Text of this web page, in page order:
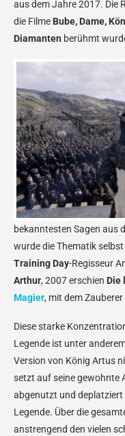
aus dem Jahre 2017. Die
die Filme Bube, Dame,
Diamanten berühmt
bekanntesten Sagen aus
wurde die Thematik
Training Day-Regisseur
Arthur, 2007 erschien Die
Magier, mit dem
Diese starke
Legende ist unter
Version von König Artus
setzt auf seine gewohnte
abgenutzt und deplatziert
Legende. Über die
anstrengend den vielen